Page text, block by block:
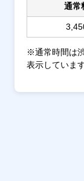
通常
※通常時間は
表示しています